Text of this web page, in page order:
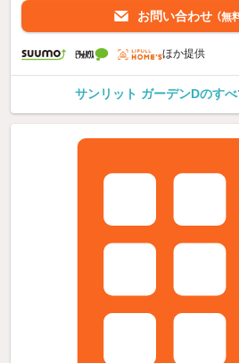
お問い合わせ （無
ほか提供
サンリット ガーデンDのす